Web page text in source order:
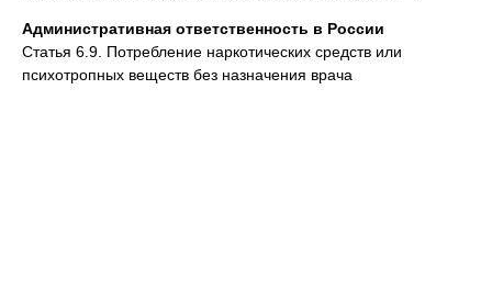
Административная ответственность в России
Статья 6.9. Потребление наркотических средств или
психотропных веществ без назначения врача